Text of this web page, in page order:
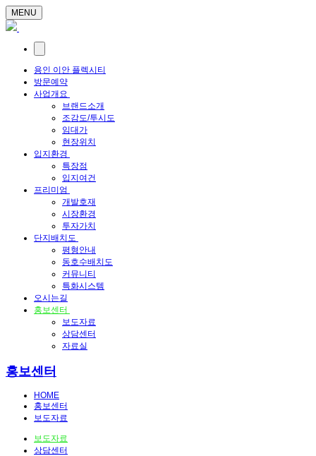
MENU
용인 이안 플렉시티
방문예약
사업개요
브랜드소개
조감도/투시도
임대가
현장위치
입지환경
특장점
입지여건
프리미엄
개발호재
시장환경
투자가치
단지배치도
평형안내
동호수배치도
커뮤니티
특화시스템
오시는길
홍보센터
보도자료
상담센터
자료실
홍보센터
HOME
홍보센터
보도자료
보도자료
상담센터